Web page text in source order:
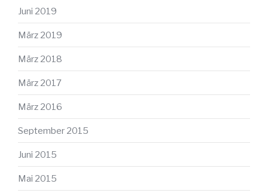
Juni 2019
März 2019
März 2018
März 2017
März 2016
September 2015
Juni 2015
Mai 2015